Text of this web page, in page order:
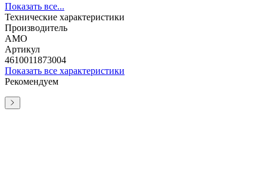
Показать все...
Технические характеристики
Производитель
AMO
Артикул
4610011873004
Показать все характеристики
Рекомендуем